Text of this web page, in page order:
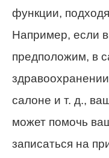
функции,
Например, если
предположим, в
салоне и т. д.,
может помочь
записаться на